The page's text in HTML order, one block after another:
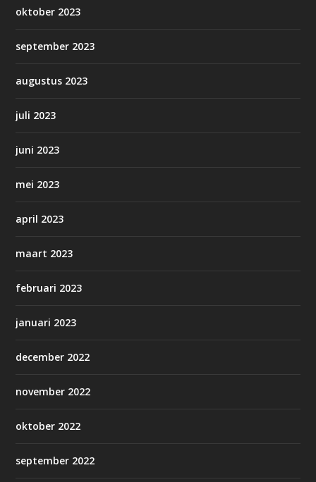
oktober 2023
september 2023
augustus 2023
juli 2023
juni 2023
mei 2023
april 2023
maart 2023
februari 2023
januari 2023
december 2022
november 2022
oktober 2022
september 2022